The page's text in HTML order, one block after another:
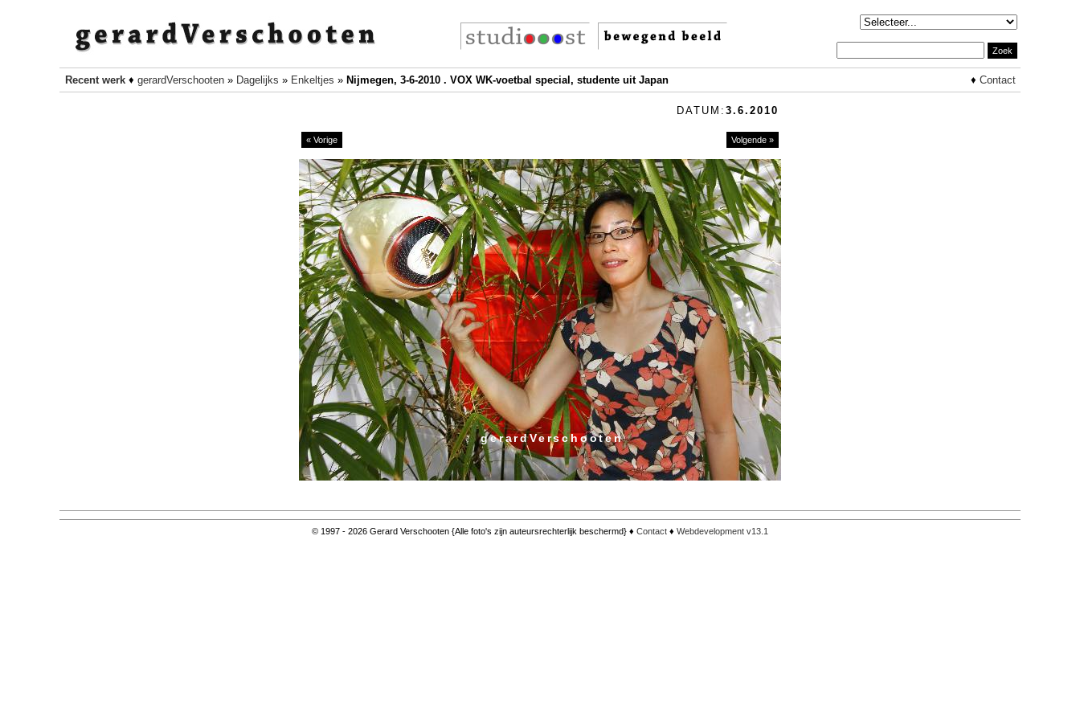
Recent werk ♦gerardVerschooten » Dagelijks » Enkeltjes » Nijmegen, 3-6-2010 . VOX WK-voetbal special, studente uit Japan ♦Contact
DATUM: 3.6.2010
« Vorige Volgende »
gerardVerschooten
© 1997 - 2026 Gerard Verschooten {Alle foto's zijn auteursrechterlijk beschermd} ♦ Contact ♦ Webdevelopment v13.1